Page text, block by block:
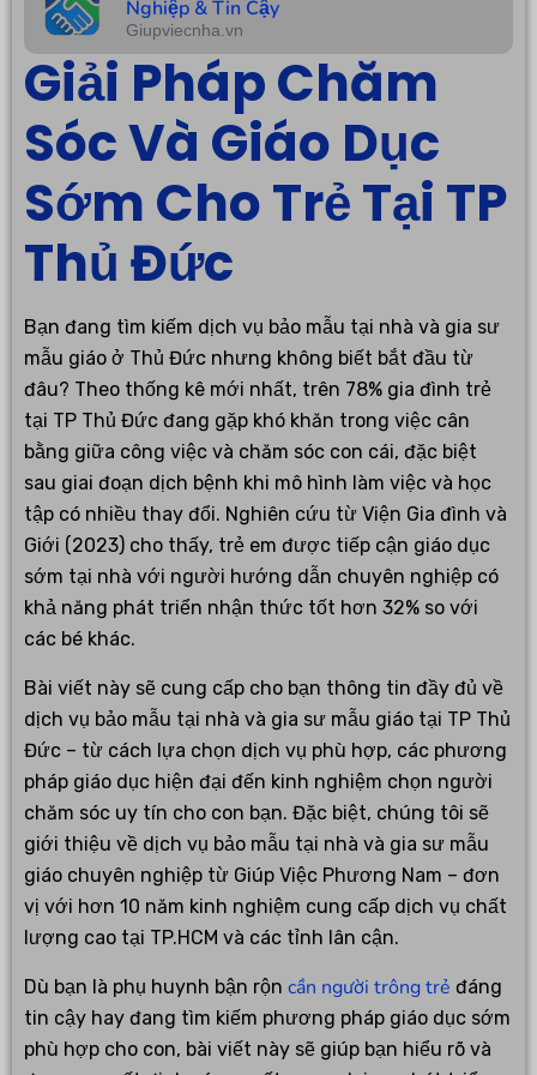
Nghiệp & Tin Cậy
Giupviecnha.vn
Giải Pháp Chăm
Sóc Và Giáo Dục
Sớm Cho Trẻ Tại TP
Thủ Đức
Bạn đang tìm kiếm dịch vụ bảo mẫu tại nhà và gia sư
mẫu giáo ở Thủ Đức nhưng không biết bắt đầu từ
đâu? Theo thống kê mới nhất, trên 78% gia đình trẻ
tại TP Thủ Đức đang gặp khó khăn trong việc cân
bằng giữa công việc và chăm sóc con cái, đặc biệt
sau giai đoạn dịch bệnh khi mô hình làm việc và học
tập có nhiều thay đổi. Nghiên cứu từ Viện Gia đình và
Giới (2023) cho thấy, trẻ em được tiếp cận giáo dục
sớm tại nhà với người hướng dẫn chuyên nghiệp có
khả năng phát triển nhận thức tốt hơn 32% so với
các bé khác.
Bài viết này sẽ cung cấp cho bạn thông tin đầy đủ về
dịch vụ bảo mẫu tại nhà và gia sư mẫu giáo tại TP Thủ
Đức – từ cách lựa chọn dịch vụ phù hợp, các phương
pháp giáo dục hiện đại đến kinh nghiệm chọn người
chăm sóc uy tín cho con bạn. Đặc biệt, chúng tôi sẽ
giới thiệu về dịch vụ bảo mẫu tại nhà và gia sư mẫu
giáo chuyên nghiệp từ Giúp Việc Phương Nam – đơn
vị với hơn 10 năm kinh nghiệm cung cấp dịch vụ chất
lượng cao tại TP.HCM và các tỉnh lân cận.
Dù bạn là phụ huynh bận rộn cần người trông trẻ đáng
tin cậy hay đang tìm kiếm phương pháp giáo dục sớm
phù hợp cho con, bài viết này sẽ giúp bạn hiểu rõ và